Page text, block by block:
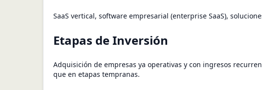
SaaS vertical, software empresarial (enterprise SaaS),
Etapas de Inversión
Adquisición de empresas ya operativas y con ingresos
que en etapas tempranas.